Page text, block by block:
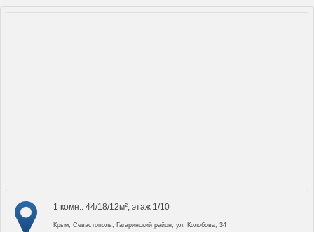
1 комн.: 44/18/12м², этаж 1/10
Крым, Севастополь, Гагаринский район, ул. Колобова, 34